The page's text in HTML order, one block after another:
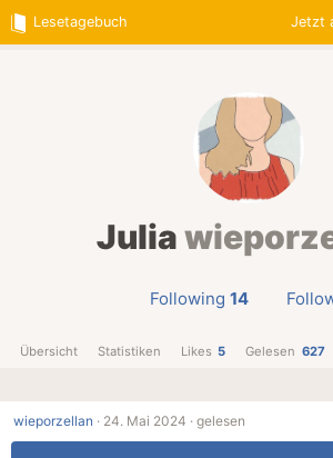
Lesetagebuch Jetzt
Julia
Following 14
Übersicht Statistiken Likes 5 Gelesen 627
wieporzellan · 24. Mai 2024 · gelesen